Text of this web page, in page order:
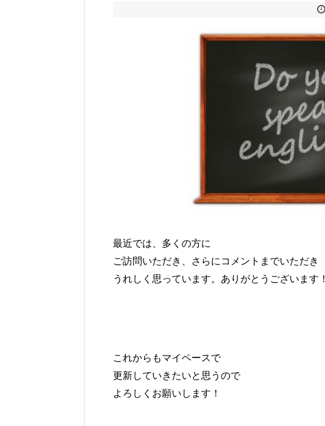
最近では、多くの方に
ご訪問いただき、さらにコメントまでいただき
うれしく思っています。ありがとうございます！
これからもマイペースで
更新していきたいと思うので
よろしくお願いします！